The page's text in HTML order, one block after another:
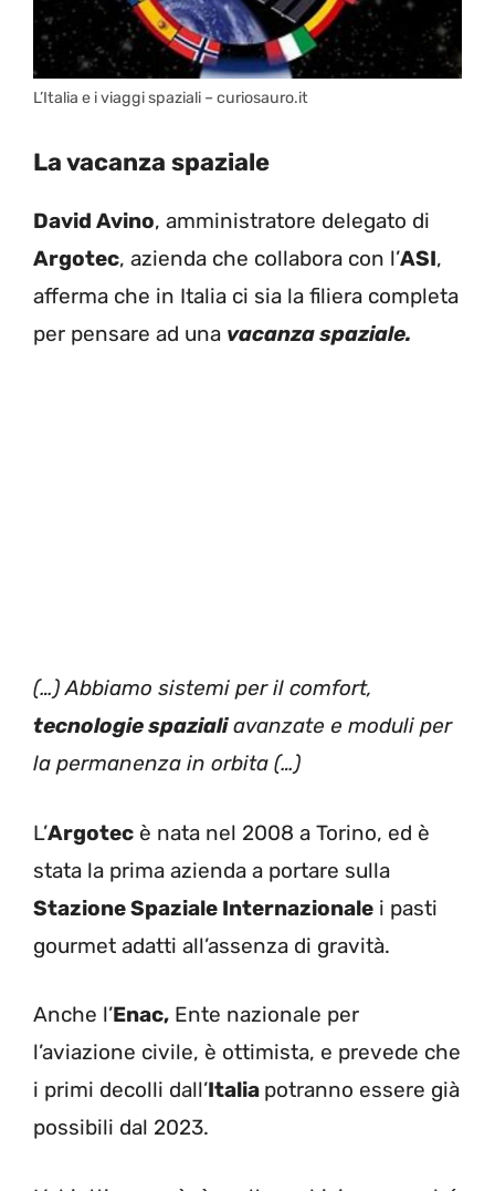
L’Italia e i viaggi spaziali – curiosauro.it
La vacanza spaziale
David Avino, amministratore delegato di
Argotec, azienda che collabora con l’ASI,
afferma che in Italia ci sia la filiera completa
per pensare ad una vacanza spaziale.
(…) Abbiamo sistemi per il comfort,
tecnologie spazialiavanzate e moduli per
la permanenza in orbita (…)
L’Argotec è nata nel 2008 a Torino, ed è
stata la prima azienda a portare sulla
Stazione Spaziale Internazionale i pasti
gourmet adatti all’assenza di gravità.
Anche l’Enac, Ente nazionale per
l’aviazione civile, è ottimista, e prevede che
i primi decolli dall’Italia potranno essere già
possibili dal 2023.